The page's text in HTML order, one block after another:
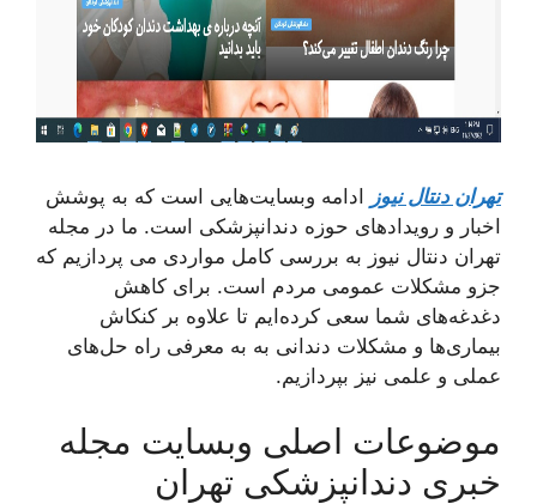
تهران دنتال نیوز ادامه وبسایت‌هایی است که به پوشش
اخبار و رویدادهای حوزه دندانپزشکی است. ما در مجله
تهران دنتال نیوز به بررسی کامل مواردی می پردازیم که
جزو مشکلات عمومی مردم است. برای کاهش
دغدغه‌های شما سعی کرده‌ایم تا علاوه بر کنکاش
بیماری‌ها و مشکلات دندانی به به معرفی راه حل‌های
عملی و علمی نیز بپردازیم.
موضوعات اصلی وبسایت مجله
خبری دندانپزشکی تهران